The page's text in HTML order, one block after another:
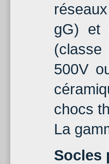
gG) et
500V
chocs
La
Socles